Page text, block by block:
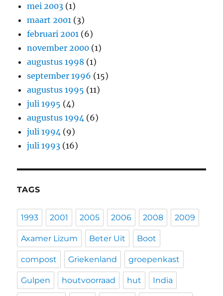
mei 2003 (1)
maart 2001 (3)
februari 2001 (6)
november 2000 (1)
augustus 1998 (1)
september 1996 (15)
augustus 1995 (11)
juli 1995 (4)
augustus 1994 (6)
juli 1994 (9)
juli 1993 (16)
TAGS
1993 2001 2005 2006 2008 2009
Axamer Lizum Beter Uit Boot
compost Griekenland groepenkast
Gulpen houtvoorraad hut India